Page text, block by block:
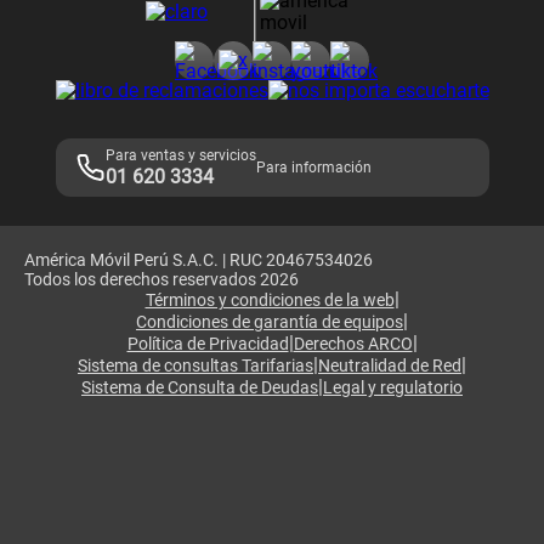
Adquirientes iPhone 6, 6S y SE
Mensaje de Seguridad
Términos y Condiciones de Tienda Claro
Libro de Reclamaciones
Para ventas y servicios
01 620 3334 Para información
América Móvil Perú S.A.C. | RUC 20467534026
Todos los derechos reservados 2026
Términos y condiciones de la web|
Condiciones de garantía de equipos|
Política de Privacidad|Derechos ARCO|
Sistema de consultas Tarifarias|Neutralidad de Red|
Sistema de Consulta de Deudas|Legal y regulatorio